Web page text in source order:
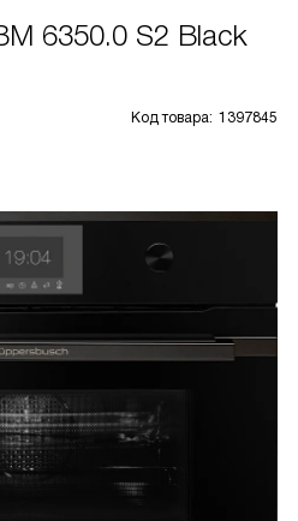
6350.0 S2 Black
Код товара: 1397845